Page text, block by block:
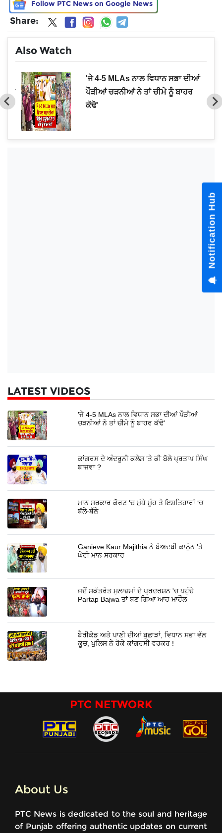
Follow PTC News on Google News
Share:
Also Watch
'ਜੇ 4-5 MLAs ਨਾਲ ਵਿਧਾਨ ਸਭਾ ਦੀਆਂ
ਪੌੜੀਆਂ ਚੜਨੀਆਂ ਨੇ ਤਾਂ ਚੀਮੇ ਨੂੰ ਬਾਹਰ
ਕੱਢੋ'
LATEST VIDEOS
'ਜੇ 4-5 MLAs ਨਾਲ ਵਿਧਾਨ ਸਭਾ ਦੀਆਂ ਪੌੜੀਆਂ
ਚੜਨੀਆਂ ਨੇ ਤਾਂ ਚੀਮੇ ਨੂੰ ਬਾਹਰ ਕੱਢੋ'
ਕਾਂਗਰਸ ਦੇ ਅੰਦਰੂਨੀ ਕਲੇਸ਼ ’ਤੇ ਕੀ ਬੋਲੇ ਪ੍ਰਤਾਪ ਸਿੰਘ
ਬਾਜਵਾ ?
ਮਾਨ ਸਰਕਾਰ ਕੋਰਟ ‘ਚ ਮੁੱਧੇ ਮੂੰਹ ਤੇ ਇਸ਼ਤਿਹਾਰਾਂ ‘ਚ
ਬੱਲੇ-ਬੱਲੇ
Ganieve Kaur Majithia ਨੇ ਬੇਅਦਬੀ ਕਾਨੂੰਨ 'ਤੇ
ਘੇਰੀ ਮਾਨ ਸਰਕਾਰ
ਜਦੋਂ ਸਕੱਤਰੇਤ ਮੁਲਾਜ਼ਮਾਂ ਦੇ ਪ੍ਰਦਰਸ਼ਨ 'ਚ ਪਹੁੰਚੇ
Partap Bajwa ਤਾਂ ਬਣ ਗਿਆ ਆਹ ਮਾਹੌਲ
ਬੈਰੀਕੇਡ ਅਤੇ ਪਾਣੀ ਦੀਆਂ ਬੁਛਾੜਾਂ, ਵਿਧਾਨ ਸਭਾ ਵੱਲ
ਕੂਚ, ਪੁਲਿਸ ਨੇ ਰੋਕੇ ਕਾਂਗਰਸੀ ਵਰਕਰ !
PTC NETWORK
About Us
PTC News is dedicated to the soul and heritage
of Punjab offering authentic updates on current
Notification Hub